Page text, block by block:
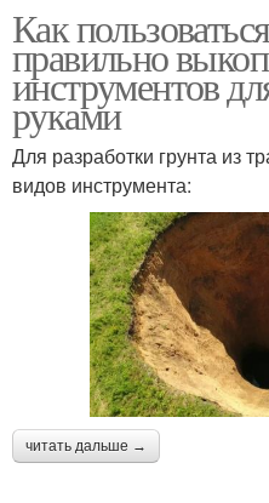
Как
правильно
инструментов
руками
Для разработки грунта из
видов инструмента:
читать дальше →